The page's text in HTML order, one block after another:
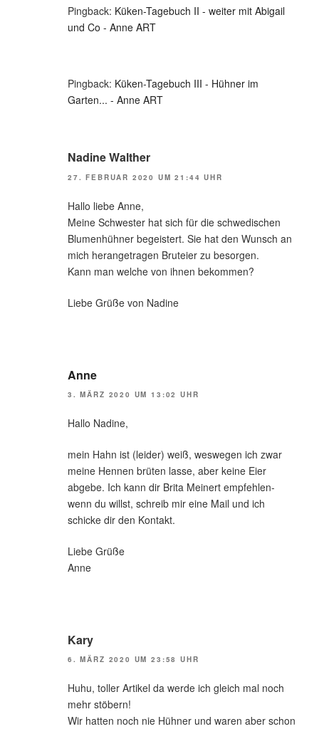
Pingback: Küken-Tagebuch II - weiter mit Abigail
und Co - Anne ART
Pingback: Küken-Tagebuch III - Hühner im
Garten... - Anne ART
Nadine Walther
27. FEBRUAR 2020 UM 21:44 UHR
Hallo liebe Anne,
Meine Schwester hat sich für die schwedischen
Blumenhühner begeistert. Sie hat den Wunsch an
mich herangetragen Bruteier zu besorgen.
Kann man welche von ihnen bekommen?
Liebe Grüße von Nadine
Anne
3. MÄRZ 2020 UM 13:02 UHR
Hallo Nadine,
mein Hahn ist (leider) weiß, weswegen ich zwar
meine Hennen brüten lasse, aber keine Eier
abgebe. Ich kann dir Brita Meinert empfehlen-
wenn du willst, schreib mir eine Mail und ich
schicke dir den Kontakt.
Liebe Grüße
Anne
Kary
6. MÄRZ 2020 UM 23:58 UHR
Huhu, toller Artikel da werde ich gleich mal noch
mehr stöbern!
Wir hatten noch nie Hühner und waren aber schon